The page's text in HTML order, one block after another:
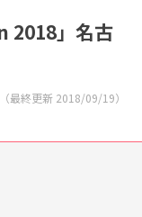
2018」名古
（最終更新 2018/09/19）